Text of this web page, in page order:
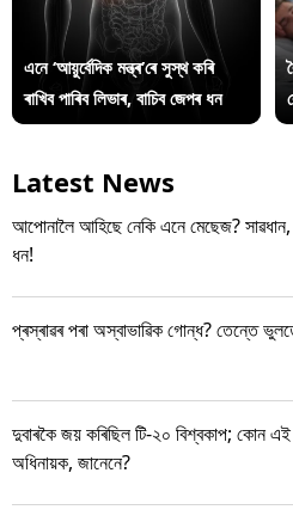
এনে ‘আয়ুৰ্বেদিক মন্ত্ৰ’ৰে সুস্থ কৰি
ৰাখিব পাৰিব লিভাৰ, বাচিব জেপৰ ধন
Latest News
আপোনালৈ আহিছে নেকি এনে মেছেজ?
ধন!
প্ৰস্ৰাৱৰ পৰা অস্বাভাৱিক গোন্ধ? তেন্তে
দুবাৰকৈ জয় কৰিছিল টি-২০ বিশ্বকাপ; কোন
অধিনায়ক, জানেনে?